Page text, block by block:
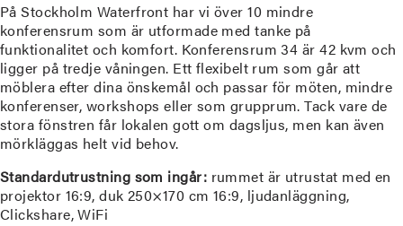
På Stockholm Waterfront har vi över 10 mindre
konferensrum som är utformade med tanke på
funktionalitet och komfort. Konferensrum 34 är 42 kvm och
ligger på tredje våningen. Ett flexibelt rum som går att
möblera efter dina önskemål och passar för möten, mindre
konferenser, workshops eller som grupprum. Tack vare de
stora fönstren får lokalen gott om dagsljus, men kan även
mörkläggas helt vid behov.
Standardutrustning som ingår: rummet är utrustat med en
projektor 16:9, duk 250×170 cm 16:9, ljudanläggning,
Clickshare, WiFi